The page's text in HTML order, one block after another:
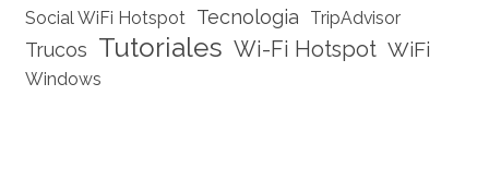
Social WiFi Hotspot Tecnologia TripAdvisor
Trucos Tutoriales Wi-Fi Hotspot WiFi
Windows